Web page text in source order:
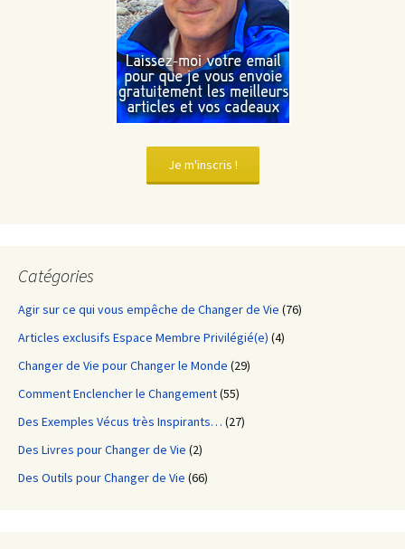
Je m'inscris !
Catégories
Agir sur ce qui vous empêche de Changer de Vie (76)
Articles exclusifs Espace Membre Privilégié(e) (4)
Changer de Vie pour Changer le Monde (29)
Comment Enclencher le Changement(55)
Des Exemples Vécus très Inspirants… (27)
Des Livres pour Changer de Vie (2)
Des Outils pour Changer de Vie (66)